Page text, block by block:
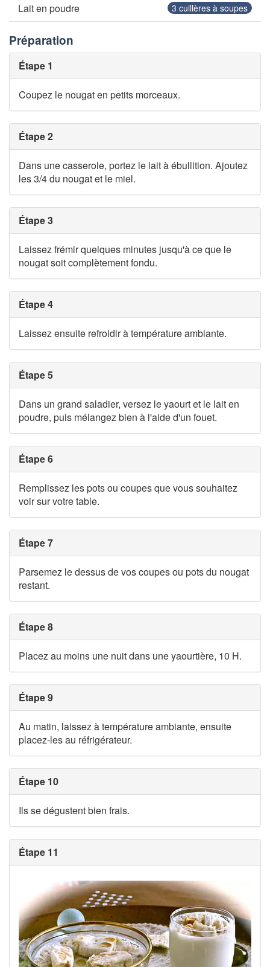
Lait en poudre 3 cuillères à soupes
Préparation
Étape 1
Coupez le nougat en petits morceaux.
Étape 2
Dans une casserole, portez le lait à ébullition. Ajoutez
les 3/4 du nougat et le miel.
Étape 3
Laissez frémir quelques minutes jusqu'à ce que le
nougat soit complètement fondu.
Étape 4
Laissez ensuite refroidir à température ambiante.
Étape 5
Dans un grand saladier, versez le yaourt et le lait en
poudre, puis mélangez bien à l'aide d'un fouet.
Étape 6
Remplissez les pots ou coupes que vous souhaitez
voir sur votre table.
Étape 7
Parsemez le dessus de vos coupes ou pots du nougat
restant.
Étape 8
Placez au moins une nuit dans une yaourtière, 10 H.
Étape 9
Au matin, laissez à température ambiante, ensuite
placez-les au réfrigérateur.
Étape 10
Ils se dégustent bien frais.
Étape 11